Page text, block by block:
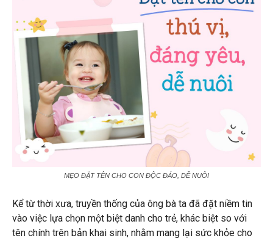
MẸO ĐẶT TÊN CHO CON ĐỘC ĐÁO, DỄ NUÔI
Kể từ thời xưa, truyền thống của ông bà ta đã đặt niềm tin
vào việc lựa chọn một biệt danh cho trẻ, khác biệt so với
tên chính trên bản khai sinh, nhằm mang lại sức khỏe cho